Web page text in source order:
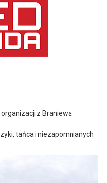
organizacji z Braniewa
tańca i niezapomnianych